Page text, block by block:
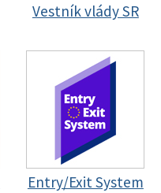
Vestník vlády SR
Entry/Exit System